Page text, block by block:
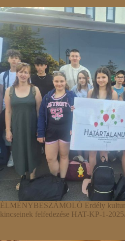
ÉLMÉNYBESZÁMOLÓ Erdély
kincseinek felfedezése HAT-KP-1-